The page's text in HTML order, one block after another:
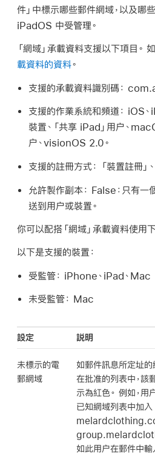
件」中標示哪些郵件網域，以及哪
iPadOS 中受管理。
「網域」承載資料支援以下項目。
載資料的資料。
支援的承載資料識別碼：
支援的作業系統和頻道： iOS、
裝置、 「共享 iPad」 用户、
户、visionOS 2.0。
支援的註冊方式： 「裝置註冊」
允許製作副本： False：只有一
送到用户或裝置。
你可以配搭「網域」承載資料使用
以下是支援的裝置：
受監管： iPhone、iPad、Mac
未受監管： Mac
設定 説明
未標示的電
郵網域
如郵件訊息所定址的
在批准的列表中，該
示為紅色。 例如，用
已知網域列表中加入
如此用户在郵件中輸